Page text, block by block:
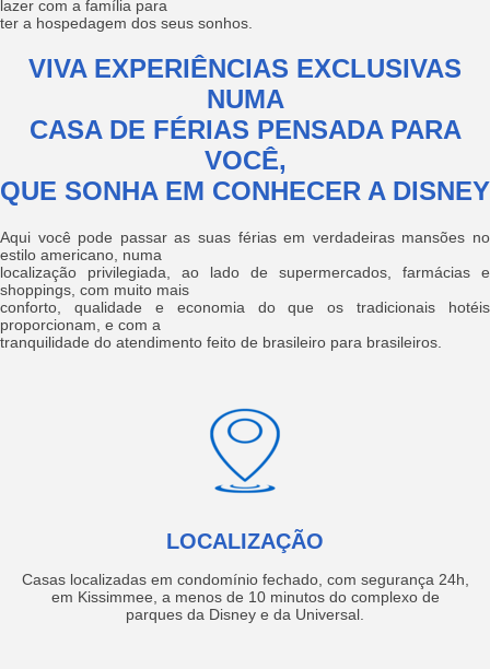
lazer com a família para
ter a hospedagem dos seus sonhos.
VIVA EXPERIÊNCIAS EXCLUSIVAS
NUMA
CASA DE FÉRIAS PENSADA PARA
VOCÊ,
QUE SONHA EM CONHECER A DISNEY
Aqui você pode passar as suas férias em verdadeiras mansões no
estilo americano, numa
localização privilegiada, ao lado de supermercados, farmácias e
shoppings, com muito mais
conforto, qualidade e economia do que os tradicionais hotéis
proporcionam, e com a
tranquilidade do atendimento feito de brasileiro para brasileiros.
LOCALIZAÇÃO
Casas localizadas em condomínio fechado, com segurança 24h,
em Kissimmee, a menos de 10 minutos do complexo de
parques da Disney e da Universal.